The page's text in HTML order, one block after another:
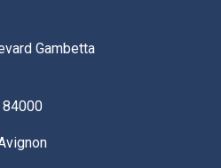
Gambetta
84000